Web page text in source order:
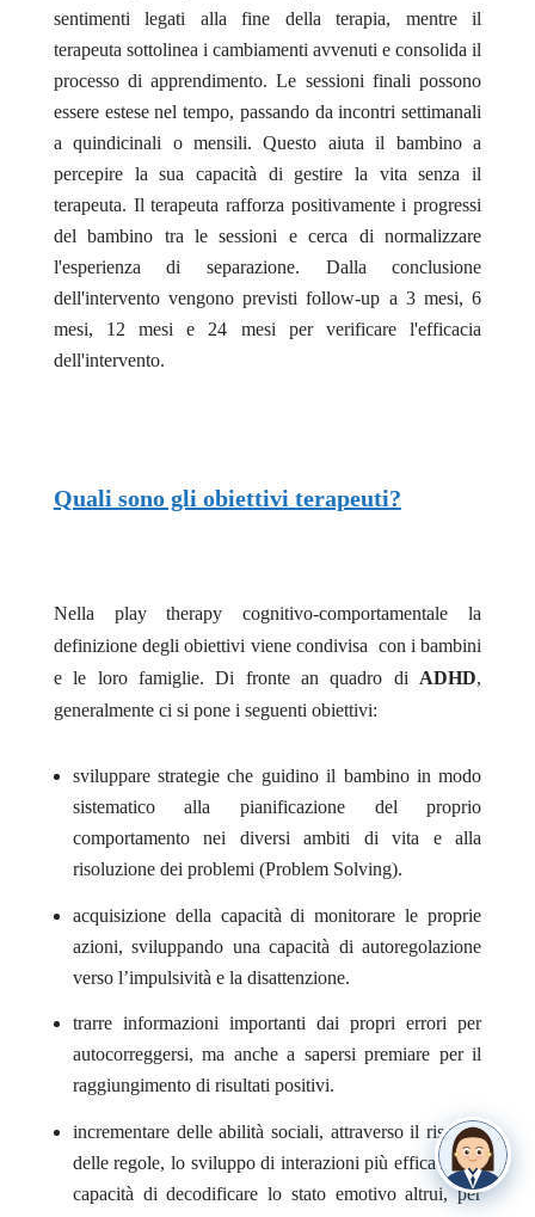
sentimenti legati alla fine della terapia, mentre il
terapeuta sottolinea i cambiamenti avvenuti e consolida il
processo di apprendimento. Le sessioni finali possono
essere estese nel tempo, passando da incontri settimanali
a quindicinali o mensili. Questo aiuta il bambino a
percepire la sua capacità di gestire la vita senza il
terapeuta. Il terapeuta rafforza positivamente i progressi
del bambino tra le sessioni e cerca di normalizzare
l'esperienza di separazione. Dalla conclusione
dell'intervento vengono previsti follow-up a 3 mesi, 6
mesi, 12 mesi e 24 mesi per verificare l'efficacia
dell'intervento.
Quali sono gli obiettivi terapeuti?
Nella play therapy cognitivo-comportamentale la
definizione degli obiettivi viene condivisa con i bambini
e le loro famiglie. Di fronte an quadro di ADHD,
generalmente ci si pone i seguenti obiettivi:
sviluppare strategie che guidino il bambino in modo
sistematico alla pianificazione del proprio
comportamento nei diversi ambiti di vita e alla
risoluzione dei problemi (Problem Solving).
acquisizione della capacità di monitorare le proprie
azioni, sviluppando una capacità di autoregolazione
verso l’impulsività e la disattenzione.
trarre informazioni importanti dai propri errori per
autocorreggersi, ma anche a sapersi premiare per il
raggiungimento di risultati positivi.
incrementare delle abilità sociali, attraverso il rispetto
delle regole, lo sviluppo di interazioni più efficaci e la
capacità di decodificare lo stato emotivo altrui, per